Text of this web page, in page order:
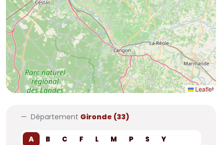
Leaflet
Département Gironde (33)
A B C F L M P S Y